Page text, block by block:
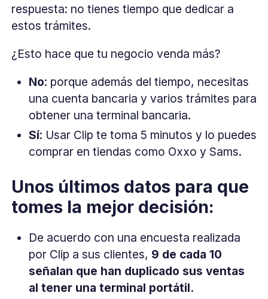
respuesta: no tienes tiempo que dedicar a
estos trámites.
¿Esto hace que tu negocio venda más?
No: porque además del tiempo, necesitas
una cuenta bancaria y varios trámites para
obtener una terminal bancaria.
Sí: Usar Clip te toma 5 minutos y lo puedes
comprar en tiendas como Oxxo y Sams.
Unos últimos datos para que
tomes la mejor decisión:
De acuerdo con una encuesta realizada
por Clip a sus clientes, 9 de cada 10
señalan que han duplicado sus ventas
al tener una terminal portátil.